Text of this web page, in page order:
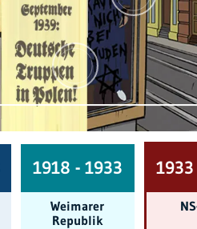
1918 - 1933
Weimarer
Republik